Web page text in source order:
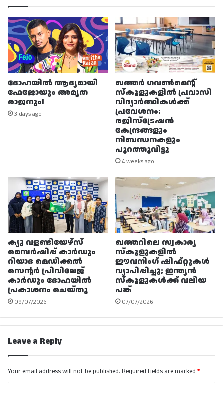
ദോഹയിൽ ആദ്യമായി
ഫേജോയും അമൃത
രാജനും!
3 days ago
ഖത്തർ ഗവൺമെന്റ്
സ്കൂളുകളിൽ പ്രവാസി
വിദ്യാർത്ഥികൾക്ക്
പ്രവേശനം:
രജിസ്ട്രേഷൻ
കേന്ദ്രങ്ങളും
നിബന്ധനകളും
പുറത്തുവിട്ടു
4 weeks ago
ക്യു വളണ്ടിയേഴ്‌സ്
മെമ്പർഷിപ്പ് കാർഡും
റിയാദ മെഡിക്കൽ
സെന്റർ പ്രിവിലേജ്
കാർഡും ദോഹയിൽ
പ്രകാശനം ചെയ്തു
09/07/2026
ഖത്തറിലെ സ്വകാര്യ
സ്കൂളുകളിൽ
ഈവനിംഗ് ഷിഫ്റ്റുകൾ
വ്യാപിപ്പിച്ചു; ഇന്ത്യൻ
സ്കൂളുകൾക്ക് വലിയ
പങ്ക്
07/07/2026
Leave a Reply
Your email address will not be published. Required fields are marked *